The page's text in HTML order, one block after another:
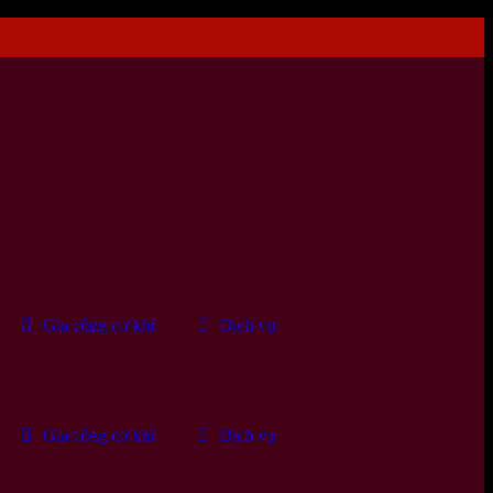
Gia công cơ khí Dịch vụ
Gia công cơ khí Dịch vụ